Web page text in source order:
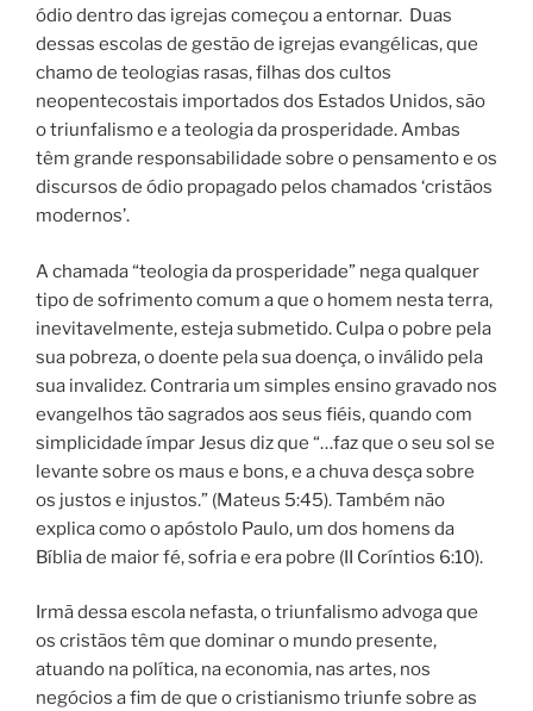
ódio dentro das igrejas começou a entornar. Duas
dessas escolas de gestão de igrejas evangélicas, que
chamo de teologias rasas, filhas dos cultos
neopentecostais importados dos Estados Unidos, são
o triunfalismo e a teologia da prosperidade. Ambas
têm grande responsabilidade sobre o pensamento e os
discursos de ódio propagado pelos chamados ‘cristãos
modernos’.
A chamada “teologia da prosperidade” nega qualquer
tipo de sofrimento comum a que o homem nesta terra,
inevitavelmente, esteja submetido. Culpa o pobre pela
sua pobreza, o doente pela sua doença, o inválido pela
sua invalidez. Contraria um simples ensino gravado nos
evangelhos tão sagrados aos seus fiéis, quando com
simplicidade ímpar Jesus diz que “…faz que o seu sol se
levante sobre os maus e bons, e a chuva desça sobre
os justos e injustos.” (Mateus 5:45). Também não
explica como o apóstolo Paulo, um dos homens da
Bíblia de maior fé, sofria e era pobre (II Coríntios 6:10).
Irmã dessa escola nefasta, o triunfalismo advoga que
os cristãos têm que dominar o mundo presente,
atuando na política, na economia, nas artes, nos
negócios a fim de que o cristianismo triunfe sobre as